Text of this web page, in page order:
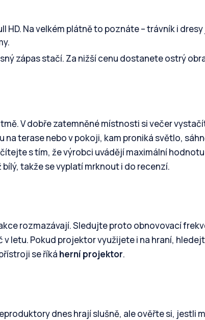
HD. Na velkém plátně to poznáte – trávník i
zápas stačí. Za nižší cenu dostanete ostrý
V dobře zatemněné místnosti si večer
terase nebo v pokoji, kam proniká světlo,
s tím, že výrobci uvádějí maximální
takže se vyplatí mrknout i do recenzí.
rozmazávají. Sledujte proto obnovovací
letu. Pokud projektor využijete i na hraní,
se říká herní projektor.
dnes hrají slušně, ale ověřte si, jestli